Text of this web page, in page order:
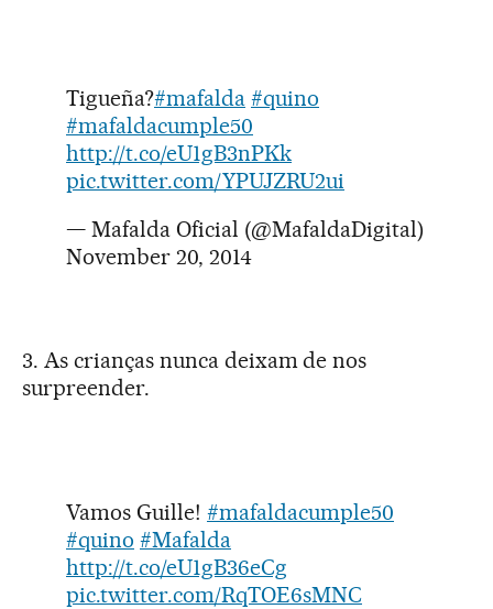
Tigueña?#mafalda #quino
#mafaldacumple50
http://t.co/eU1gB3nPKk
pic.twitter.com/YPUJZRU2ui
— Mafalda Oficial (@MafaldaDigital)
November 20, 2014
3. As crianças nunca deixam de nos
surpreender.
Vamos Guille! #mafaldacumple50
#quino #Mafalda
http://t.co/eU1gB36eCg
pic.twitter.com/RqTOE6sMNC